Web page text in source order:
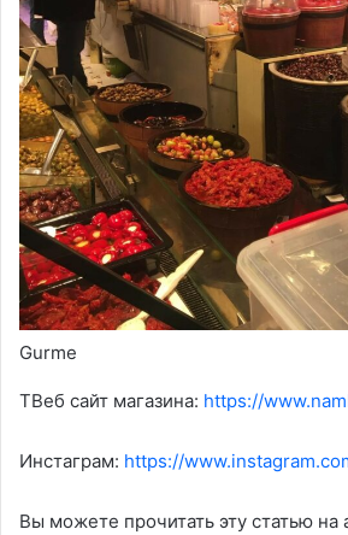
Gurme
TВеб сайт магазина: https://
Инстаграм: https://
Вы можете прочитать эту статью на